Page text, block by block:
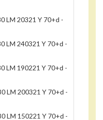
LM 20321 Y 70+d -
LM 240321 Y 70+d -
LM 190221 Y 70+d -
LM 200321 Y 70+d -
LM 150221 Y 70+d -